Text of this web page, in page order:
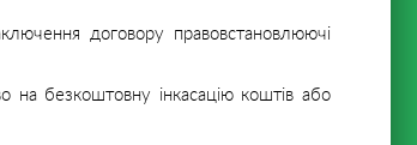
договору правовстановлюючі
на безкоштовну інкасацію коштів або